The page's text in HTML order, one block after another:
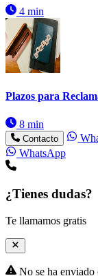
4 min
Plazos para
8 min
Contacto
WhatsApp
¿Tienes dudas?
Te llamamos gratis
No se ha